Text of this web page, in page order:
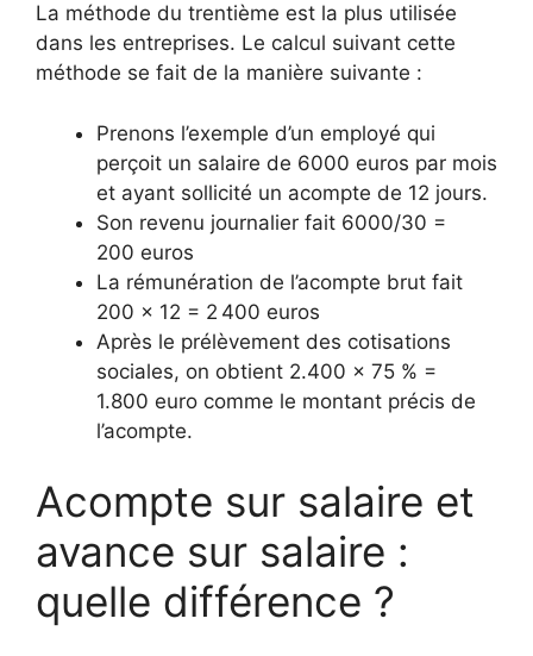
La méthode du trentième est la plus utilisée
dans les entreprises. Le calcul suivant cette
méthode se fait de la manière suivante :
Prenons l’exemple d’un employé qui
perçoit un salaire de 6000 euros par mois
et ayant sollicité un acompte de 12 jours.
Son revenu journalier fait 6000/30 =
200 euros
La rémunération de l’acompte brut fait
200 x 12 = 2 400 euros
Après le prélèvement des cotisations
sociales, on obtient 2.400 x 75 % =
1.800 euro comme le montant précis de
l’acompte.
Acompte sur salaire et
avance sur salaire :
quelle différence ?